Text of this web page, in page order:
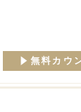
無料カウ